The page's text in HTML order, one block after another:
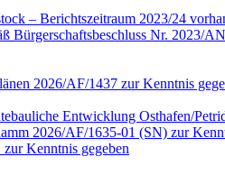
– Berichtszeitraum 2023/24
Bürgerschaftsbeschluss Nr. 2023/
2026/AF/1437 zur Kenntnis
Entwicklung Osthafen/
2026/AF/1635-01 (SN) zur
Kenntnis gegeben